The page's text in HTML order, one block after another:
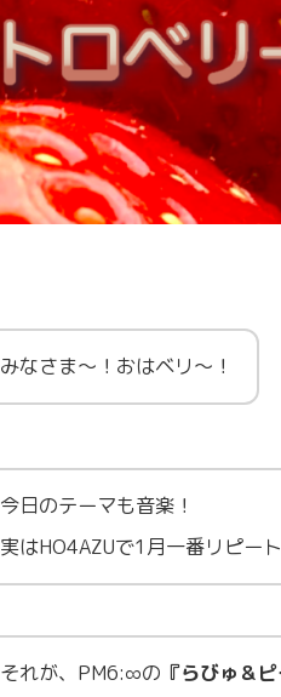
みなさま～！おはベリ～！
今日のテーマも音楽！
実はHO4AZUで1月一番リピー
それが、PM6:∞の 『らびゅ＆